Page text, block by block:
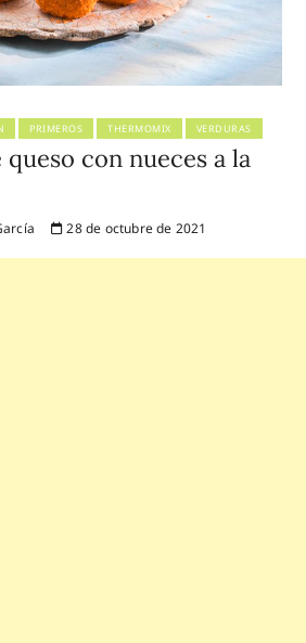
PRIMEROS THERMOMIX VERDURAS
queso con nueces a la
28 de octubre de 2021